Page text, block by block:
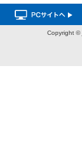
Copyright ©